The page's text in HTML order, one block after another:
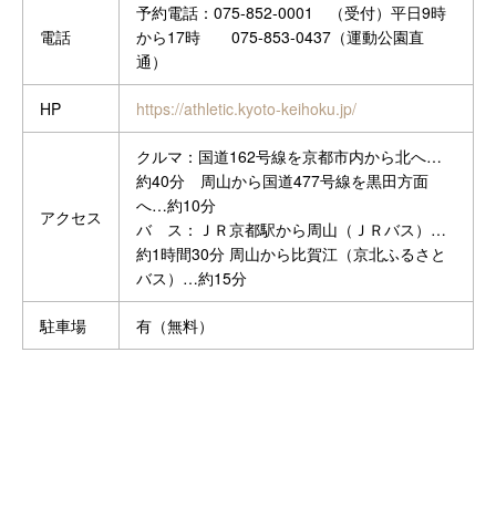
電話
予約電話：075‐852-0001 （受付）平日9時
から17時 075-853-0437（運動公園直
通）
HP https://athletic.kyoto-keihoku.jp/
アクセス
クルマ：国道162号線を京都市内から北へ…
約40分 周山から国道477号線を黒田方面
へ…約10分
バ ス：ＪＲ京都駅から周山（ＪＲバス）…
約1時間30分 周山から比賀江（京北ふるさと
バス）…約15分
駐車場 有（無料）